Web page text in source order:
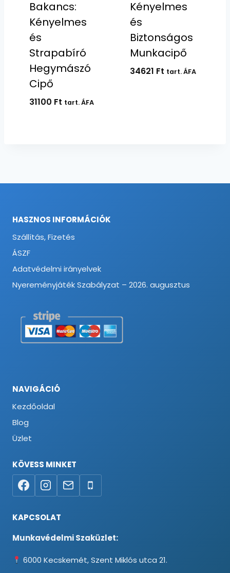
Bakancs:
Kényelmes
és
Strapabíró
Hegymászó
Cipő
31100 Ft tart. ÁFA
Kényelmes
és
Biztonságos
Munkacipő
34621 Ft tart. ÁFA
HASZNOS INFORMÁCIÓK
Szállítás, Fizetés
ÁSZF
Adatvédelmi irányelvek
Nyereményjáték Szabályzat – 2026. augusztus
NAVIGÁCIÓ
Kezdőoldal
Blog
Üzlet
KÖVESS MINKET
KAPCSOLAT
Munkavédelmi Szaküzlet:
6000 Kecskemét, Szent Miklós utca 21.